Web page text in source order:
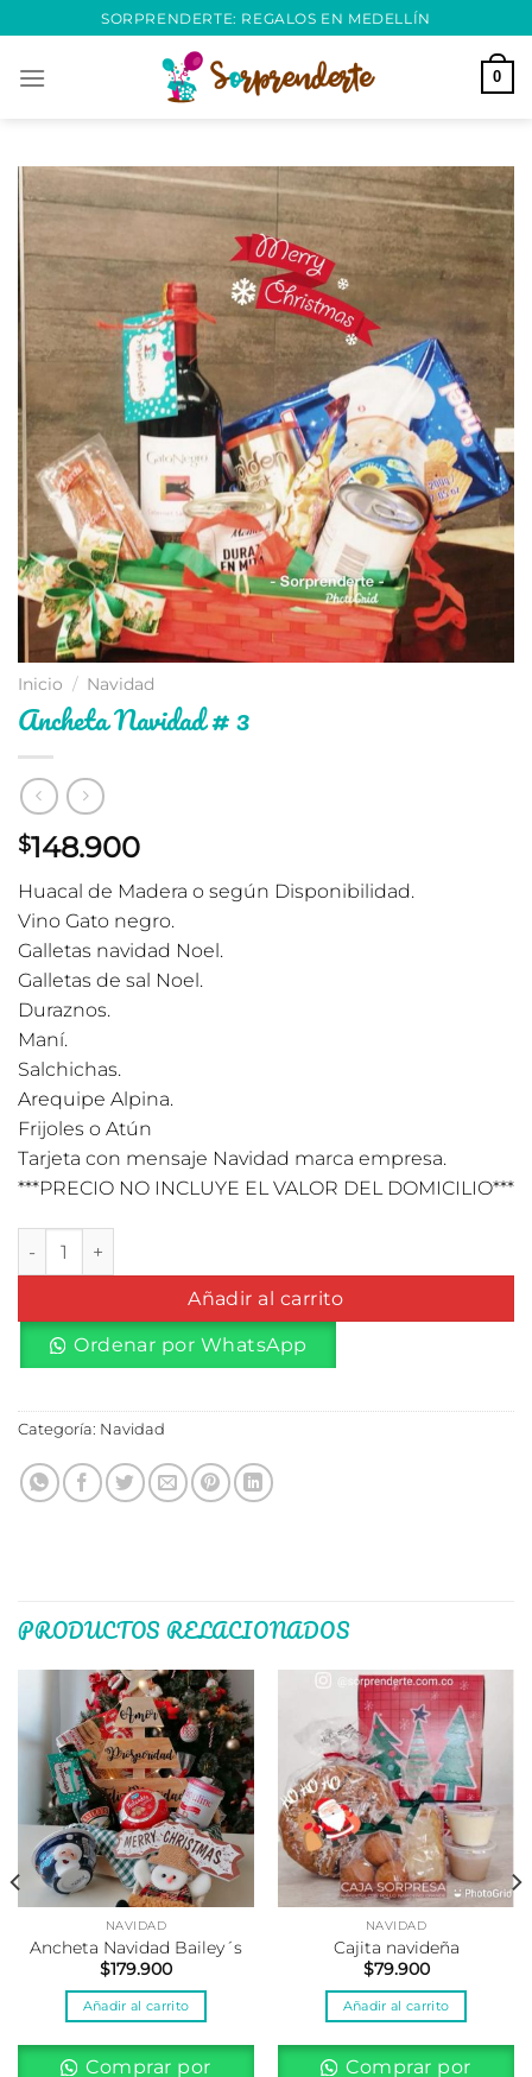
al
contenido
SORPRENDERTE: REGALOS EN MEDELLÍN
0
Inicio / Navidad
Ancheta Navidad # 3
$148.900
Huacal de Madera o según Disponibilidad.
Vino Gato negro.
Galletas navidad Noel.
Galletas de sal Noel.
Duraznos.
Maní.
Salchichas.
Arequipe Alpina.
Frijoles o Atún
Tarjeta con mensaje Navidad marca empresa.
***PRECIO NO INCLUYE EL VALOR DEL DOMICILIO***
Ancheta Navidad # 3 cantidad
Añadir al carrito
Ordenar por WhatsApp
Categoría: Navidad
PRODUCTOS RELACIONADOS
NAVIDAD
Ancheta Navidad Bailey´s
$179.900
Añadir al carrito
Comprar por
NAVIDAD
Cajita navideña
$79.900
Añadir al carrito
Comprar por